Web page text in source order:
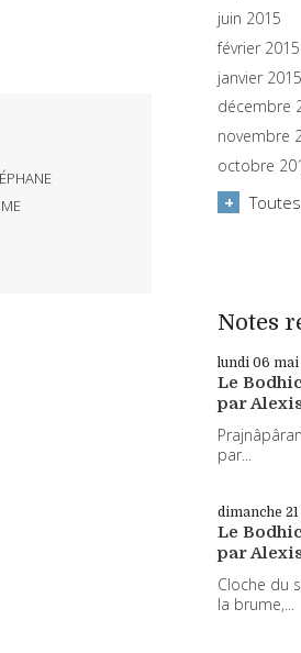
juin 2015
février 2015
janvier 2015
décembre
novembre
octobre
Notes
lundi 06 mai
Le
par
par...
dimanche 21
Le
par
Cloche du
la brume,...